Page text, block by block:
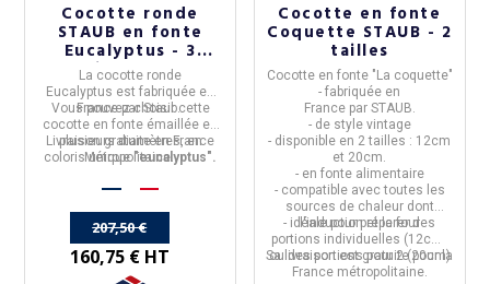
Cocotte ronde
STAUB en fonte
Eucalyptus - 3
diamètres
La cocotte ronde
Eucalyptus est fabriquée en
Francepar Staub.
Vous pouvez choisir cette
cocotte enfonte émaillée en
plusieurs diamètres, en
coloris unique"eucalyptus".
Livraison gratuite en France
Métropolitaine.
207,50 €
160,75 € HT
Cocotte en fonte
Coquette STAUB - 2
tailles
Cocotte en fonte "La coquette"
- fabriquée en
Francepar STAUB.
- de style vintage
- disponible en 2 tailles : 12cm
et 20cm.
- en fonte alimentaire
- compatible avec toutes les
sources de chaleur dont
l'induction et le four
- idéale pour préparer des
portions individuelles (12cm)
ou des portions pour 2 (20cm)
Sa livraison est gratuite pour la
France métropolitaine.